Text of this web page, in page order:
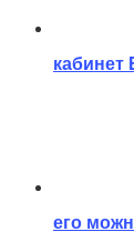
кабинет
его